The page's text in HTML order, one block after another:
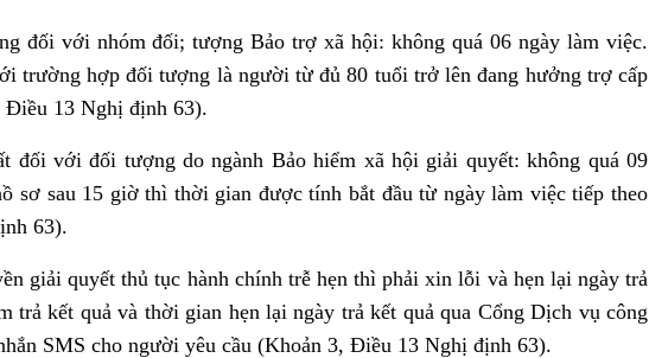
đối với nhóm đối; tượng Bảo trợ xã hội: không quá 06 ngày làm việc.
trường hợp đối tượng là người từ đủ 80 tuổi trở lên đang hưởng trợ cấp
Điều 13 Nghị định 63).
đối với đối tượng do ngành Bảo hiểm xã hội giải quyết: không quá 09
sơ sau 15 giờ thì thời gian được tính bắt đầu từ ngày làm việc tiếp theo
63).
giải quyết thủ tục hành chính trễ hẹn thì phải xin lỗi và hẹn lại ngày trả
trả kết quả và thời gian hẹn lại ngày trả kết quả qua Cổng Dịch vụ công
SMS cho người yêu cầu (Khoản 3, Điều 13 Nghị định 63).